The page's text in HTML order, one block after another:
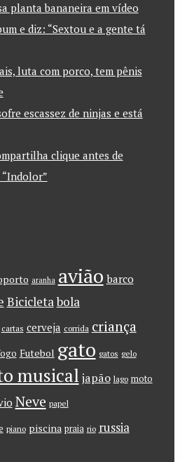
planta bananeira em vídeo
e diz: “Sextou e a gente tá
luta com porco, tem pênis
escassez de ninjas e está
clique antes de
aranha avião barco
Bicicletabola
cartas cerveja corrida criança
Futebol gato gatos gelo
musical japão lago moto
Neve papel
piano piscina praia rio russia